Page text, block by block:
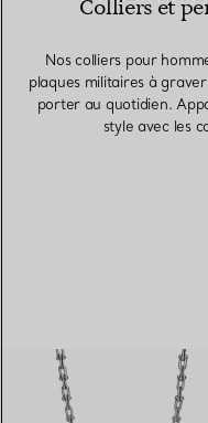
Colliers et
Nos colliers pour
plaques militaires à
porter au quotidien.
style avec les